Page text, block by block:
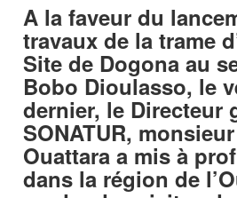
A la faveur du
travaux de la trame
Site de Dogona au
Bobo Dioulasso, le
dernier, le Directeur
SONATUR,
Ouattara a mis à
dans la région de